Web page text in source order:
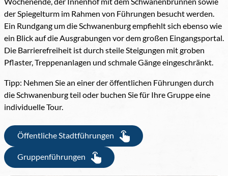
der Spiegelturm im Rahmen von Führungen besucht werden.
Ein Rundgang um die Schwanenburg empfiehlt sich ebenso wie
ein Blick auf die Ausgrabungen vor dem großen Eingangsportal.
Die Barrierefreiheit ist durch steile Steigungen mit groben
Pflaster, Treppenanlagen und schmale Gänge eingeschränkt.
Tipp: Nehmen Sie an einer der öffentlichen Führungen durch
die Schwanenburg teil oder buchen Sie für Ihre Gruppe eine
individuelle Tour.
Öffentliche Stadtführungen
Gruppenführungen